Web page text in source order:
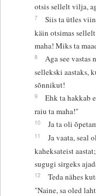
otsis sellelt vilja,
7
Siis ta ütles
käin otsimas
maha! Miks ta
8
Aga see
sellekski aastaks,
sõnnikut!
9
Ehk ta hakkab
raiu ta maha!"
10 Ja ta oli
11
Ja vaata, seal
kaheksateist
sugugi sirgeks
12
Teda nähes
"Naine, sa oled